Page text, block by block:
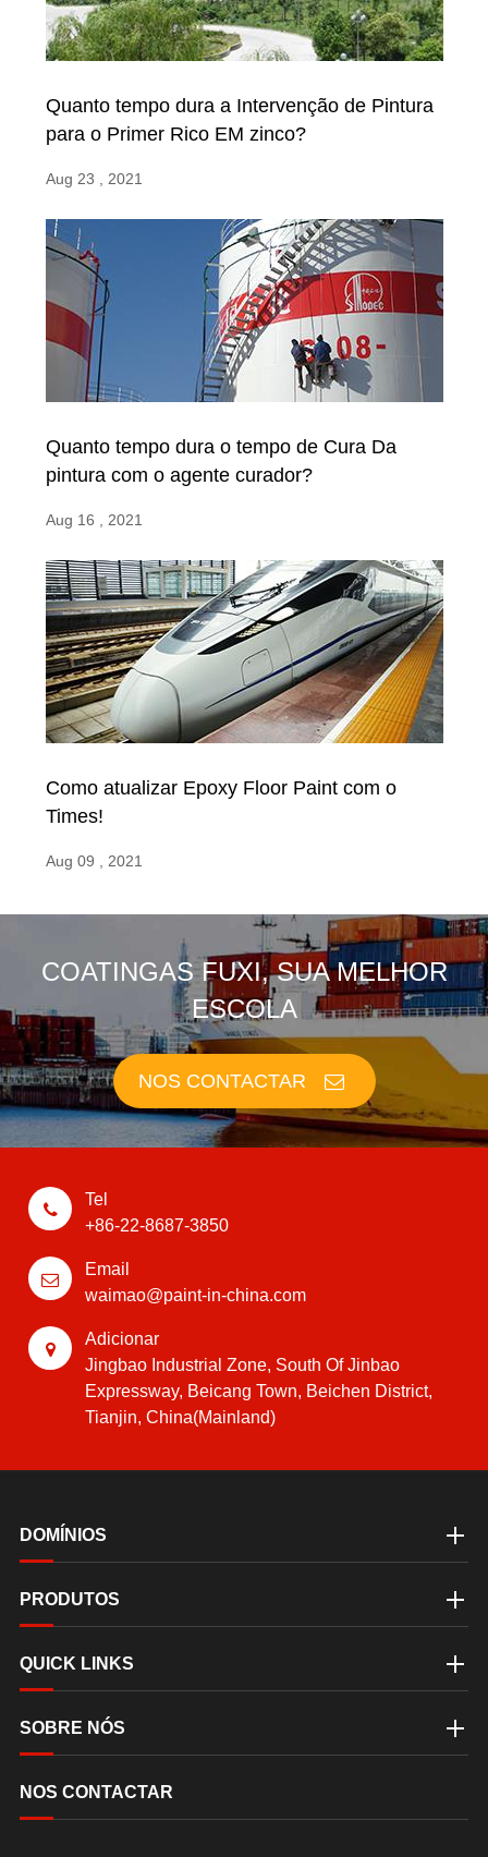
Quanto tempo dura a Intervenção de Pintura
para o Primer Rico EM zinco?
Aug 23 , 2021
Quanto tempo dura o tempo de Cura Da
pintura com o agente curador?
Aug 16 , 2021
Como atualizar Epoxy Floor Paint com o
Times!
Aug 09 , 2021
COATINGAS FUXI, SUA MELHOR
ESCOLA
NOS CONTACTAR
Tel
+86-22-8687-3850
Email
waimao@paint-in-china.com
Adicionar
Jingbao Industrial Zone, South Of Jinbao
Expressway, Beicang Town, Beichen District,
Tianjin, China(Mainland)
DOMÍNIOS
PRODUTOS
QUICK LINKS
SOBRE NÓS
NOS CONTACTAR